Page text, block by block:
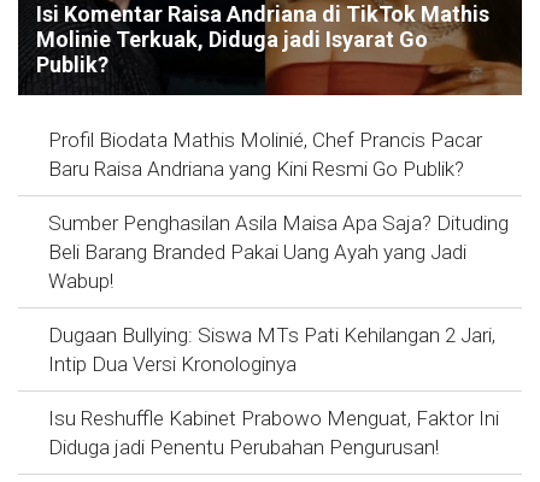
Isi Komentar Raisa Andriana di TikTok Mathis
Molinie Terkuak, Diduga jadi Isyarat Go
Publik?
Profil Biodata Mathis Molinié, Chef Prancis Pacar
Baru Raisa Andriana yang Kini Resmi Go Publik?
Sumber Penghasilan Asila Maisa Apa Saja? Dituding
Beli Barang Branded Pakai Uang Ayah yang Jadi
Wabup!
Dugaan Bullying: Siswa MTs Pati Kehilangan 2 Jari,
Intip Dua Versi Kronologinya
Isu Reshuffle Kabinet Prabowo Menguat, Faktor Ini
Diduga jadi Penentu Perubahan Pengurusan!